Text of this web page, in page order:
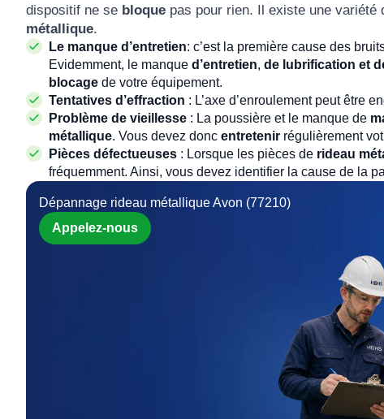
dispositif ne se bloque pas pour rien. Il existe une variété
métallique.
Le manque d’entretien: c’est la première cause des
Evidemment, le manque d’entretien, de lubrification et
blocage de votre équipement.
Tentatives d’effraction : L’axe d’enroulement peut être
Problème de vieillesse : La poussière et le manque de
métallique. Vous devez donc entretenir régulièrement
Pièces défectueuses : Lorsque les pièces de rideau
fréquemment. Ainsi, vous devez identifier la cause de la
Dépannage rideau métallique Avon (77210)
Appelez-nous